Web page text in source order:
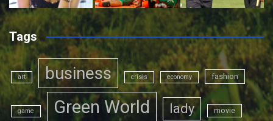
Tags
art business crisis economy fashion
game Green World lady movie